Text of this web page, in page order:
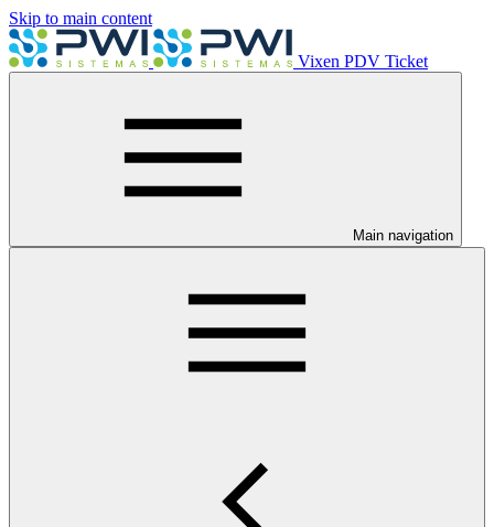
Skip to main content
Vixen PDV Ticket
Main navigation